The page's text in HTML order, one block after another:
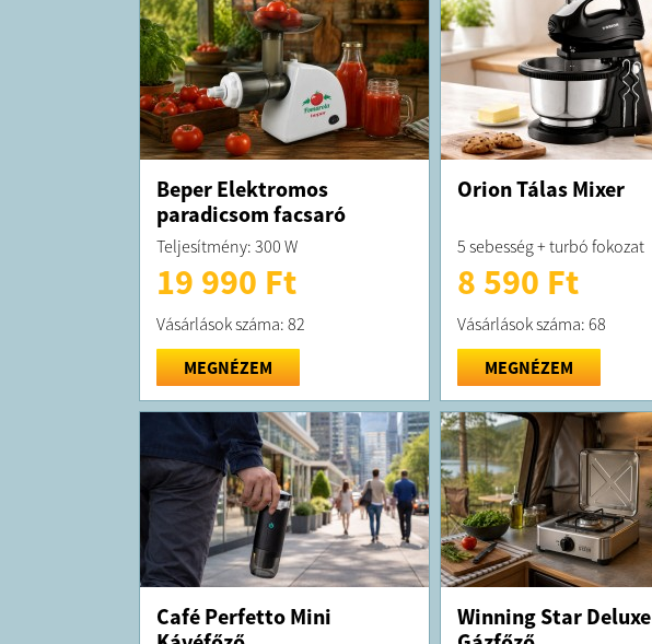
Beper Elektromos
paradicsom facsaró
Teljesítmény: 300 W
19 990 Ft
Vásárlások száma: 82
MEGNÉZEM
Orion Tálas Mixer
5 sebesség + turbó fokozat
8 590 Ft
Vásárlások száma: 68
MEGNÉZEM
Café Perfetto Mini
Winning Star Deluxe